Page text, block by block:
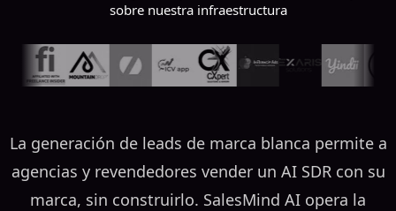
sobre nuestra infraestructura
La generación de leads de marca blanca permite a
agencias y revendedores vender un AI SDR con su
marca, sin construirlo. SalesMind AI opera la